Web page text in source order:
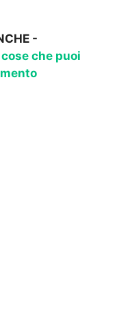
-
che puoi